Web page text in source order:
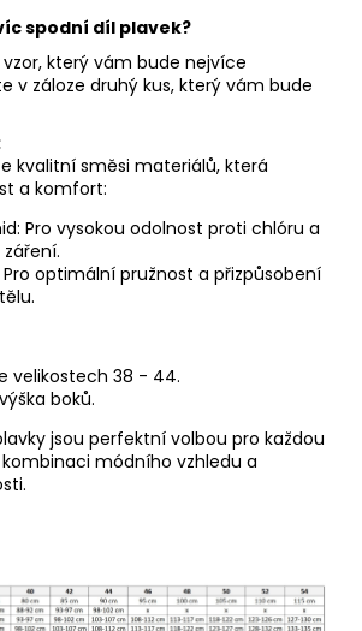
spodní díl plavek?
který vám bude nejvíce
v záloze druhý kus, který vám bude
kvalitní směsi materiálů, která
a komfort:
Pro vysokou odolnost proti chlóru a
Pro optimální pružnost a přizpůsobení
velikostech 38 - 44.
boků.
jsou perfektní volbou pro každou
módního vzhledu a